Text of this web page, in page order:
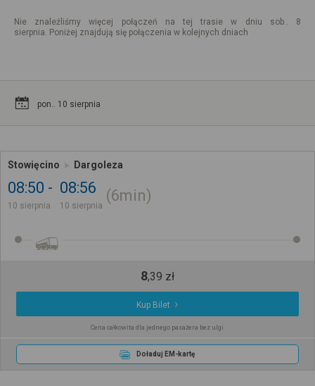
Nie znaleźliśmy więcej połączeń na tej trasie w dniu sob.. 8
sierpnia. Poniżej znajdują się połączenia w kolejnych dniach
pon.. 10 sierpnia
Stowięcino Dargoleza
08:50
10 sierpnia
08:56
10 sierpnia
6min
8,39 zł
Kup Bilet
Cena całkowita dla jednego pasażera bez ulgi
Doładuj EM-kartę